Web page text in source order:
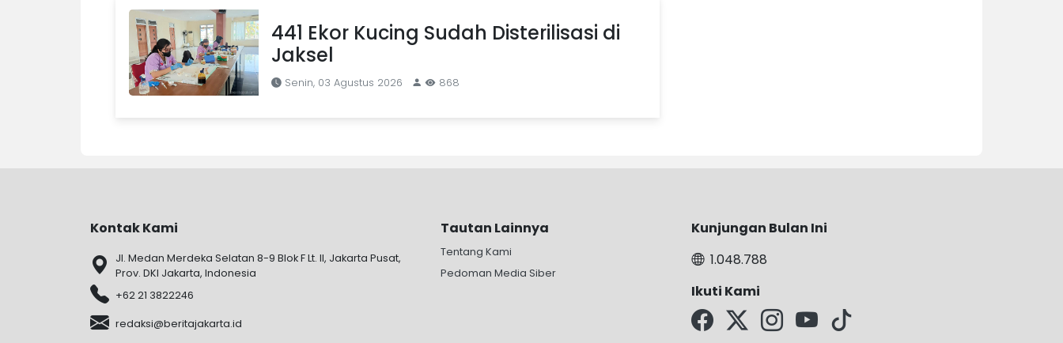
441 Ekor Kucing Sudah Disterilisasi di
Jaksel
Senin, 03 Agustus 2026 868
Kontak Kami
Jl. Medan Merdeka Selatan 8-9 Blok F Lt. II, Jakarta Pusat,
Prov. DKI Jakarta, Indonesia
+62 21 3822246
redaksi@beritajakarta.id
Tautan Lainnya
Tentang Kami
Pedoman Media Siber
Kunjungan Bulan Ini
1.048.788
Ikuti Kami